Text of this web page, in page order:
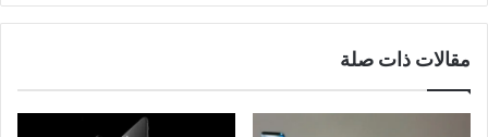
مقالات ذات صلة